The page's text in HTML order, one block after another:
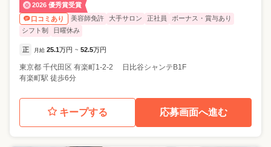
2026 優秀賞受賞
口コミあり
美容師免許 大手サロン 正社員
ボーナス・賞与あり
シフト制
日曜休み
正 月給 25.1万円 ~ 52.5万円
東京都 千代田区 有楽町1-2-2 日比谷シャンテB1F
有楽町駅 徒歩6分
キープする 応募画面へ進む